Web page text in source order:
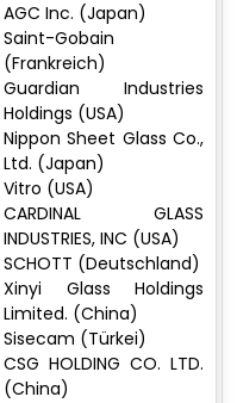
AGC Inc. (Japan)
Saint-Gobain
(Frankreich)
Guardian Industries
Holdings (USA)
Nippon Sheet Glass Co.,
Ltd. (Japan)
Vitro (USA)
CARDINAL GLASS
INDUSTRIES, INC (USA)
SCHOTT (Deutschland)
Xinyi Glass Holdings
Limited. (China)
Sisecam (Türkei)
CSG HOLDING CO. LTD.
(China)